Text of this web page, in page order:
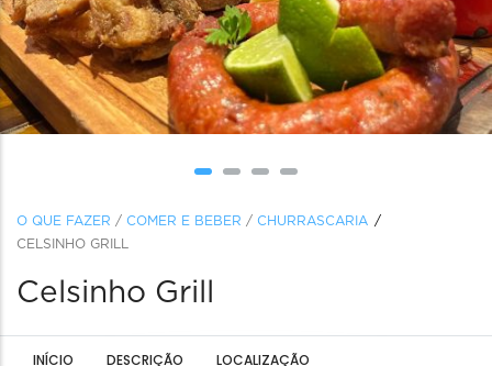
O QUE FAZER / COMER E BEBER / CHURRASCARIA
CELSINHO GRILL
Celsinho Grill
INÍCIO DESCRIÇÃO LOCALIZAÇÃO